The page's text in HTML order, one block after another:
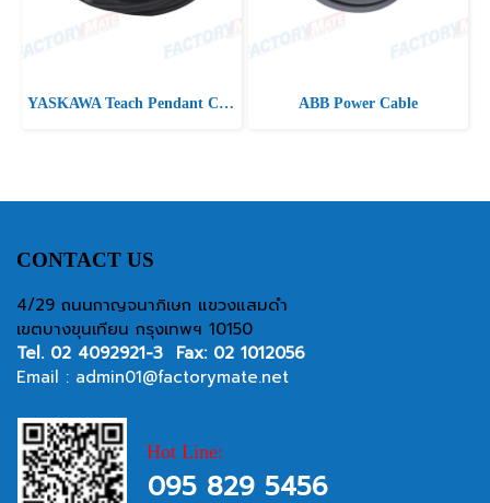
YASKAWA Teach Pendant Cable ABB Power Cable
CONTACT US
4/29 ถนนกาญจนาภิเษก แขวงแสมดำ
เขตบางขุนเทียน กรุงเทพฯ 10150
Tel. 02 4092921-3 Fax: 02 1012056
Email : admin01@factorymate.net
Hot Line:
095 829 5456